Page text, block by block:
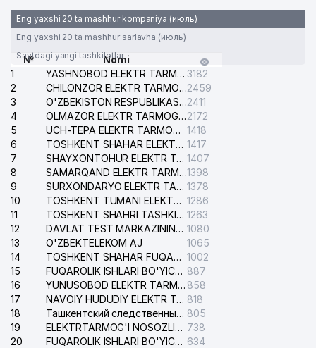
Eng yaxshi 20 ta mashhur kompaniya (июль)
Eng yaxshi 20 ta mashhur sarlavha (июль)
Saytdagi yangi tashkilotlar
№
Nomi
1
YASHNOBOD ELEKTR TARMOG'I NOSOZLIKLARI XIZMATI 3182
2
CHILONZOR ELEKTR TARMOG'I NOSOZLIK XIZMATI2459
3
O'ZBEKISTON RESPUBLIKASI BOSH PROKURATURASI ISHONCH TELEFONI2411
4
OLMAZOR ELEKTR TARMOG'I NOSOZLIKLARI XIZMATI2172
5
UCH-TEPA ELEKTR TARMOG'I NOSOZLIKLARI XIZMATI 1418
6
TOSHKENT SHAHAR ELEKTR TARMOQLARI KORXONASI AJ 1417
7
SHAYXONTOHUR ELEKTR TARMOG'I NOSOZLIKLARINI TUZATISH XIZMATI 1407
8
SAMARQAND ELEKTR TARMOQLARI AJ1398
9
SURXONDARYO ELEKTR TARMOQLARI AJ 1378
10
TOSHKENT TUMANI ELEKTR TARMOG'I AVARIYA XIZMATI 1286
11
TOSHKENT SHAHRI TASHKILOT TELEFONLARI HAQIDA MA'LUMOT BYUROSI 1263
12
DAVLAT TEST MARKAZINING ISHONCH TELEFONLARI 1080
13
O'ZBEKTELEKOM AJ
1065
14
TOSHKENT SHAHAR FUQAROLIK ISHLARI BO'YICHA SUDI 1002
15
FUQAROLIK ISHLARI BO'YICHA YAKKASAROY TUMANLARARO SUDI 887
16
YUNUSOBOD ELEKTR TARMOG'I NOSOZLIKLARI XIZMATI 858
17
NAVOIY HUDUDIY ELEKTR TARMOQLARI KORXONASI AJ 818
18
Ташкентский следственный изолятор 805
19
ELEKTRTARMOG'I NOSOZLIKLARINI TO'ZATISH SERGELI XIZMATI 738
20
FUQAROLIK ISHLARI BO'YICHA UCH-TEPA TUMANI SUDI 634